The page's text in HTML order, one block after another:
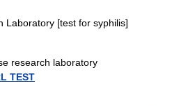
Laboratory [test for syphilis]
research laboratory
TEST